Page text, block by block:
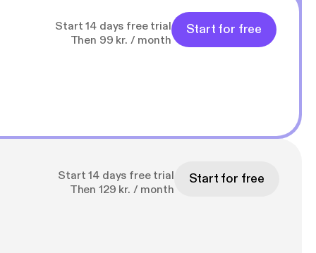
Start 14 days free trial
Then 99 kr. / month
Start for free
Start 14 days free trial
Then 129 kr. / month
Start for free